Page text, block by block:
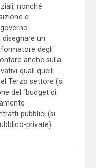
nonché
e
un
degli
anche sulla
quali quelli
Terzo settore (si
del “budget di
pubblici (si
private).